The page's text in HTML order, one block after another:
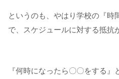
というのも、やはり学校の『時
で、スケジュールに対する抵抗
『何時になったら〇〇をする